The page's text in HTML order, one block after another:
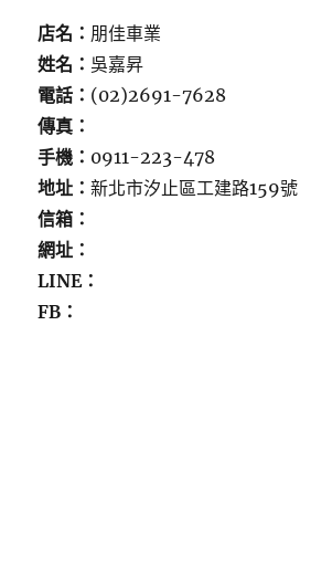
店名： 朋佳車業
姓名： 吳嘉昇
電話： (02)2691-7628
傳真：
手機： 0911-223-478
地址：新北市汐止區工建路159號
信箱：
網址：
LINE：
FB：